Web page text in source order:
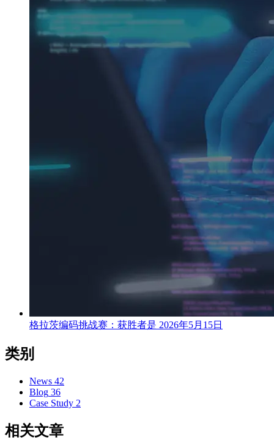
格拉茨编码挑战赛：获胜者是 2026年5月15日
类别
News 42
Blog 36
Case Study 2
相关文章